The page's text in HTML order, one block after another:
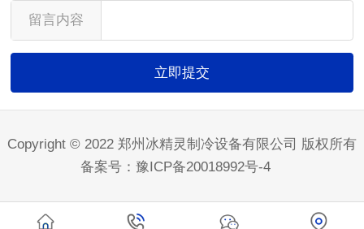
留言内容
Copyright © 2022 郑州冰精灵制冷设备有限公司 版权所有
备案号： 豫ICP备20018992号-4